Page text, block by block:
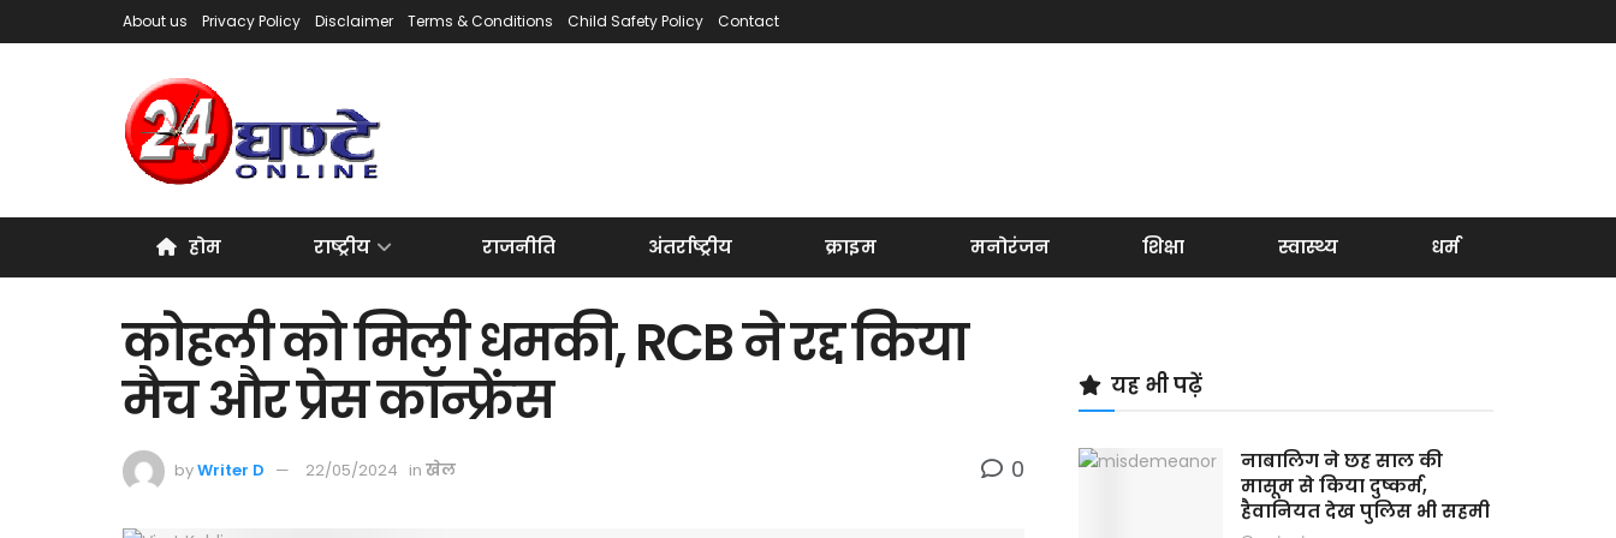
About us Privacy Policy Disclaimer Terms & Conditions Child Safety Policy Contact
होम राष्ट्रीय राजनीति अंतर्राष्ट्रीय क्राइम मनोरंजन शिक्षा स्वास्थ्य धर्म
कोहली को मिली धमकी, RCB ने रद्द किया
मैच और प्रेस कॉन्फ्रेंस
byWriter D 22/05/2024 in खेल 0
यह भी पढ़ें
नाबालिग ने छह साल की
मासूम से किया दुष्कर्म,
हैवानियत देख पुलिस भी सहमी